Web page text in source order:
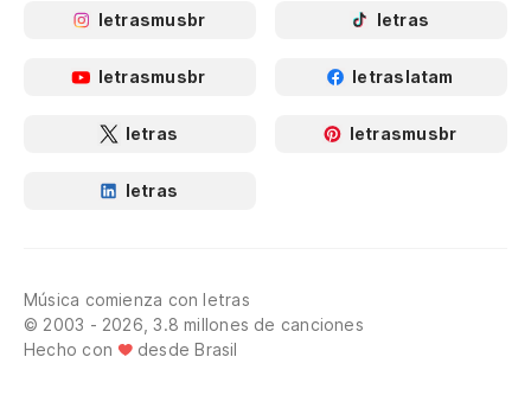
letrasmusbr letras
letrasmusbr letraslatam
letras letrasmusbr
letras
Música comienza con letras
© 2003 - 2026, 3.8 millones de canciones
Hecho con
desde Brasil